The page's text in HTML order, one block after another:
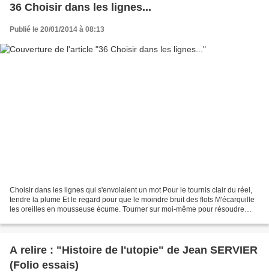
36 Choisir dans les lignes...
Publié le 20/01/2014 à 08:13
Choisir dans les lignes qui s'envolaient un mot Pour le tournis clair du réel,
tendre la plume Et le regard pour que le moindre bruit des flots M'écarquille
les oreilles en mousseuse écume. Tourner sur moi-même pour résoudre
A relire : "Histoire de l'utopie" de Jean SERVIER
(Folio essais)